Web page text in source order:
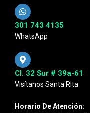
301 743 4135
WhatsApp
Cl. 32 Sur # 39a-61
Visítanos Santa RIta
Horario De Atención: